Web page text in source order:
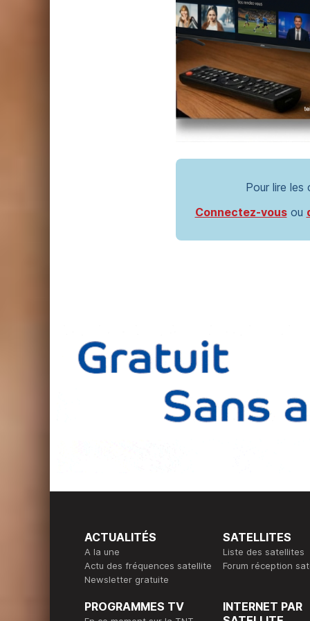
Pour lire
Connectez-vousou
ACTUALITÉS
A la une
Actu des fréquences satellite
Newsletter gratuite
SATELLITES
Liste des satellites
Forum réception
PROGRAMMES TV
INTERNET PAR